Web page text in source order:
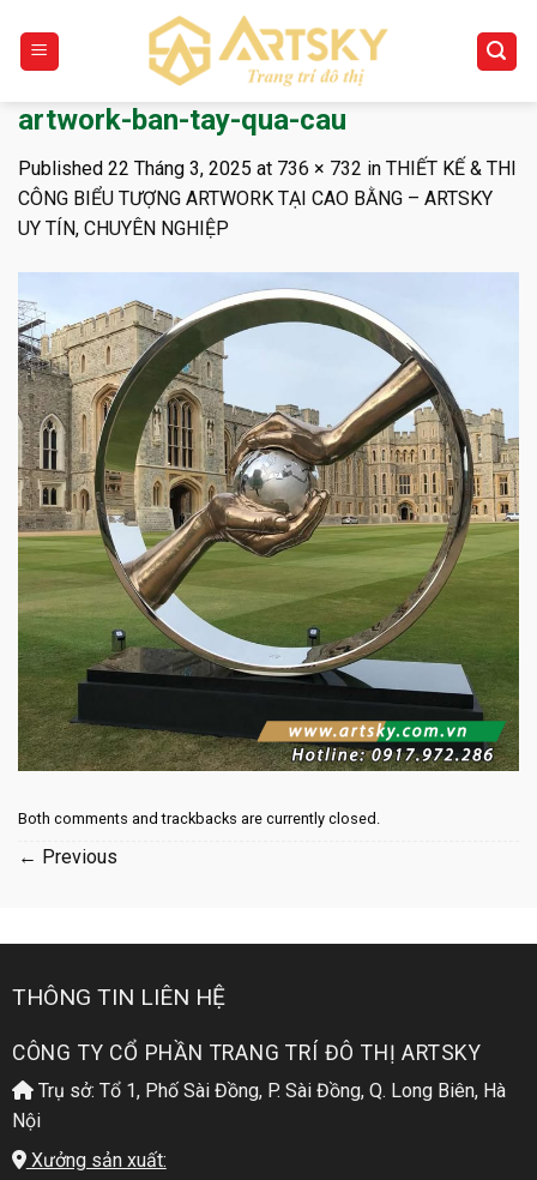
content
artwork-ban-tay-qua-cau
Published 22 Tháng 3, 2025 at 736 × 732 in THIẾT KẾ & THI
CÔNG BIỂU TƯỢNG ARTWORK TẠI CAO BẰNG – ARTSKY
UY TÍN, CHUYÊN NGHIỆP
Both comments and trackbacks are currently closed.
← Previous
THÔNG TIN LIÊN HỆ
CÔNG TY CỔ PHẦN TRANG TRÍ ĐÔ THỊ ARTSKY
Trụ sở: Tổ 1, Phố Sài Đồng, P. Sài Đồng, Q. Long Biên, Hà
Nội
Xưởng sản xuất: